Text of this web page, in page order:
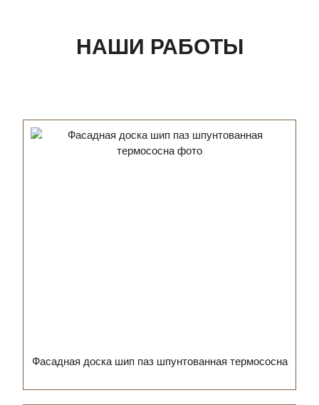
НАШИ РАБОТЫ
Фасадная доска шип паз шпунтованная термососна